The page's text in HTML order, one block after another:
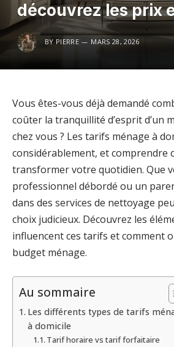
découvrez les prix
BY PIERRE MARS 28, 2026
Vous êtes-vous déjà demandé
coûter la tranquillité d’esprit d’un
chez vous ? Les tarifs ménage à
considérablement, et comprendre
transformer votre quotidien. Que
professionnel débordé ou un
dans des services de nettoyage
choix judicieux. Découvrez les
influencent ces tarifs et comment
budget ménage.
Au sommaire
Les différents types de tarifs
à domicile
Tarif horaire vs tarif forfaitaire